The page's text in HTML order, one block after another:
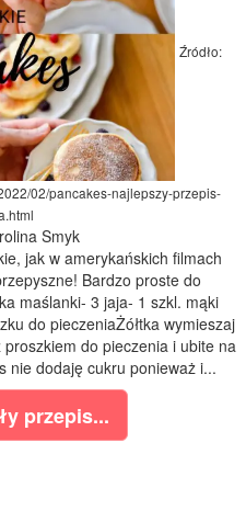
Źródło:
02/pancakes-najlepszy-przepis-
Smyk
jak w amerykańskich filmach
Bardzo proste do
maślanki- 3 jaja- 1 szkl. mąki
do pieczeniaŻółtka wymieszaj
do pieczenia i ubite na
nie dodaję cukru ponieważ i...
przepis...